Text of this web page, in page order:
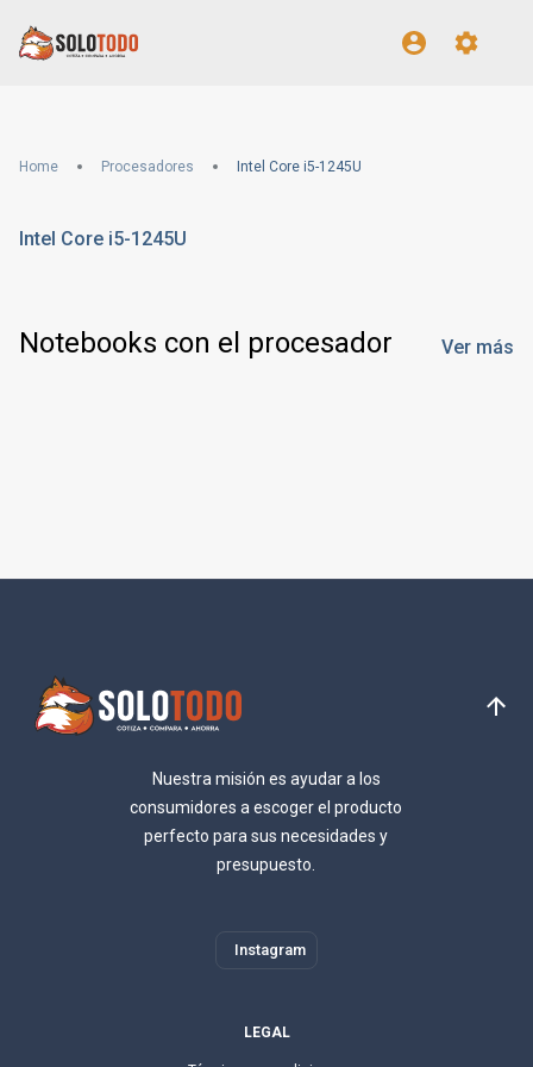
Home Procesadores Intel Core i5-1245U
Intel Core i5-1245U
Notebooks con el procesador Ver más
Nuestra misión es ayudar a los
consumidores a escoger el producto
perfecto para sus necesidades y
presupuesto.
Instagram
LEGAL